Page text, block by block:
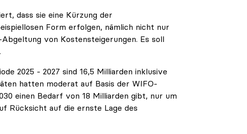
dass sie eine Kürzung der
Form erfolgen, nämlich nicht nur
von Kostensteigerungen. Es soll
2025 - 2027 sind 16,5 Milliarden inklusive
hatten moderat auf Basis der WIFO-
einen Bedarf von 18 Milliarden gibt, nur um
Rücksicht auf die ernste Lage des